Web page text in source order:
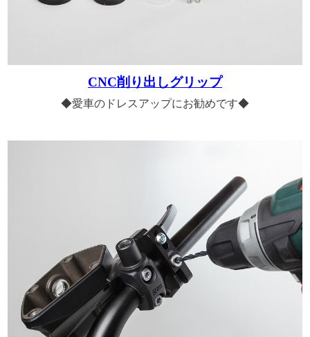
CNC削り出しグリップ
◆愛車のドレスアップにお勧めです◆